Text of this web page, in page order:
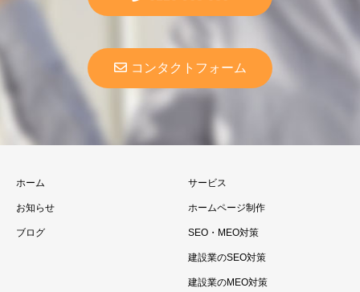
コンタクトフォーム
ホーム
お知らせ
ブログ
サービス
ホームページ制作
SEO・MEO対策
建設業のSEO対策
建設業のMEO対策